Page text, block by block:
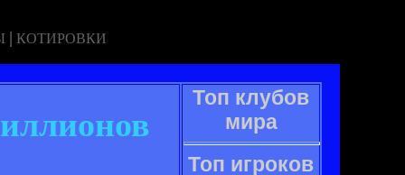
| КОТИРОВКИ
Топ клубов
мира
Топ игроков